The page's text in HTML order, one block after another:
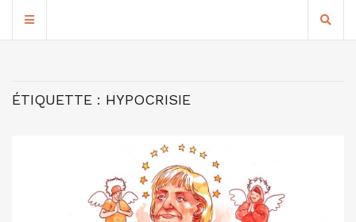
ÉTIQUETTE : HYPOCRISIE